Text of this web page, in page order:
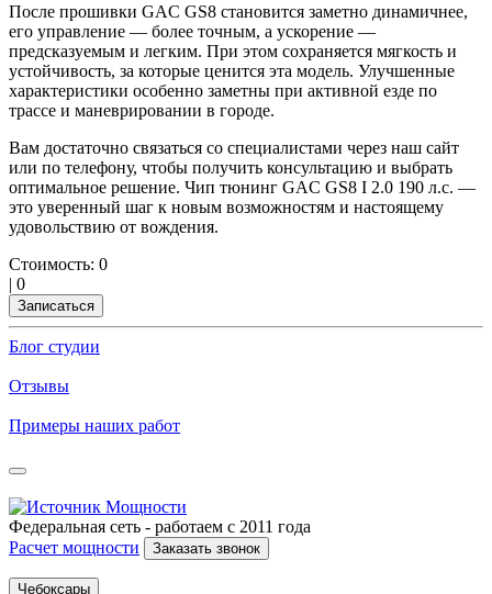
После прошивки GAC GS8 становится заметно динамичнее,
его управление — более точным, а ускорение —
предсказуемым и легким. При этом сохраняется мягкость и
устойчивость, за которые ценится эта модель. Улучшенные
характеристики особенно заметны при активной езде по
трассе и маневрировании в городе.
Вам достаточно связаться со специалистами через наш сайт
или по телефону, чтобы получить консультацию и выбрать
оптимальное решение. Чип тюнинг GAC GS8 I 2.0 190 л.с. —
это уверенный шаг к новым возможностям и настоящему
удовольствию от вождения.
Стоимость: 0
| 0
Записаться
Блог студии
Отзывы
Примеры наших работ
Федеральная сеть - работаем с 2011 года
Расчет мощности
Заказать звонок
Чебоксары